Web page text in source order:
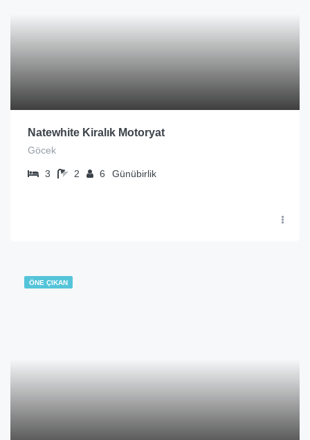
Natewhite Kiralık Motoryat
Göcek
3 2 6 Günübirlik
ÖNE ÇIKAN